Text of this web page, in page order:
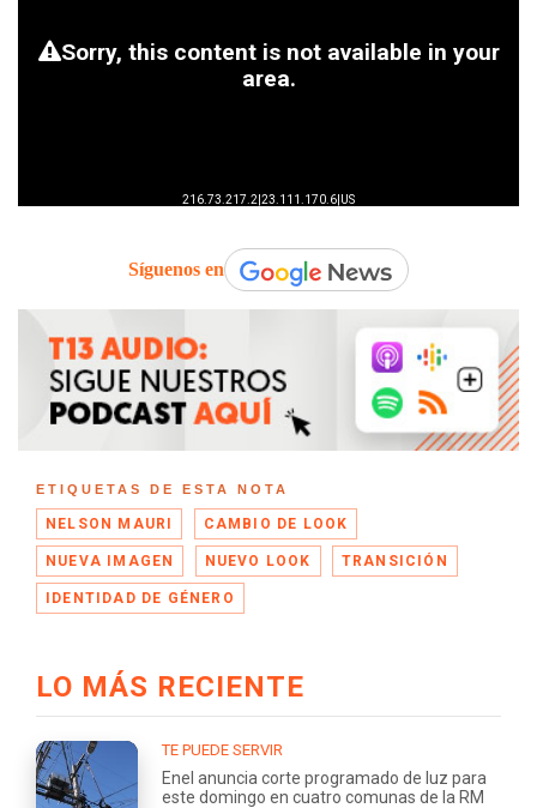
Síguenos en
ETIQUETAS DE ESTA NOTA
NELSON MAURI CAMBIO DE LOOK
NUEVA IMAGEN NUEVO LOOK TRANSICIÓN
IDENTIDAD DE GÉNERO
LO MÁS RECIENTE
TE PUEDE SERVIR
Enel anuncia corte programado de luz para
este domingo en cuatro comunas de la RM